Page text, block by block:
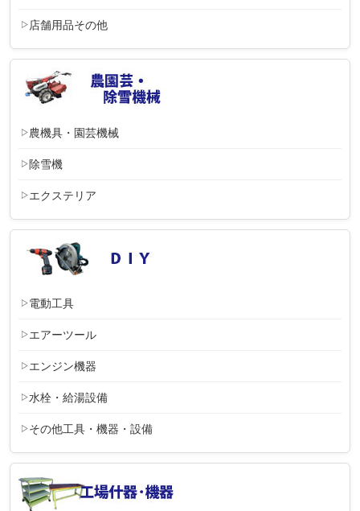
店舗用品その他
農機具・園芸機械
除雪機
エクステリア
電動工具
エアーツール
エンジン機器
水栓・給湯設備
その他工具・機器・設備